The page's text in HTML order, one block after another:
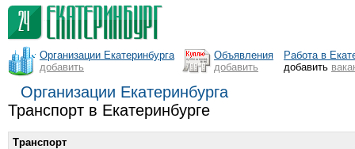
Организации Екатеринбурга
добавить
Объявления
добавить
Работа в
добавить
Организации Екатеринбурга
Транспорт в Екатеринбурге
Транспорт